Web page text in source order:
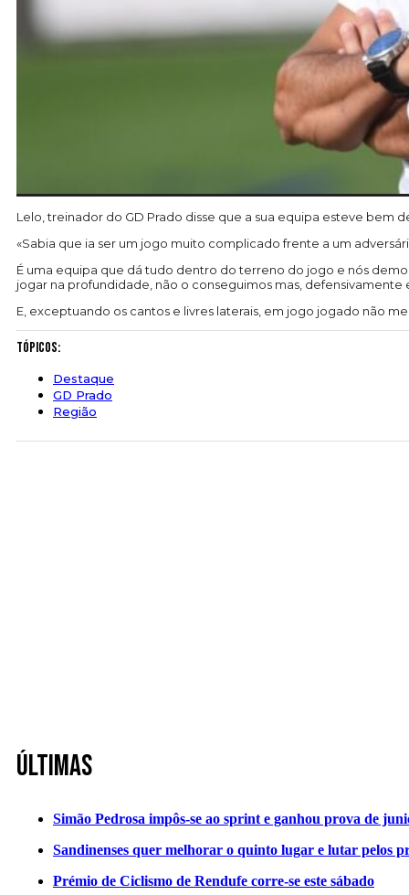
Lelo, treinador do GD Prado disse que a sua equipa esteve bem
«Sabia que ia ser um jogo muito complicado frente a um
É uma equipa que dá tudo dentro do terreno do jogo e nós
jogar na profundidade, não o conseguimos mas, defensivamente
E, exceptuando os cantos e livres laterais, em jogo jogado não
Tópicos:
Destaque
GD Prado
Região
Últimas
Simão Pedrosa impôs-se ao sprint e ganhou prova de
Sandinenses quer melhorar o quinto lugar e lutar pelos
Prémio de Ciclismo de Rendufe corre-se este sábado